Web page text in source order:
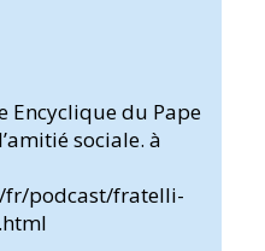
Encyclique du Pape
sociale. à
fr/podcast/fratelli-